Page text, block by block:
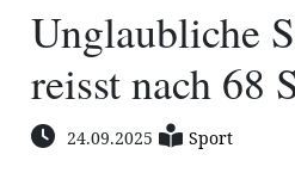
Veranstaltungen
Stellen
Unglaubliche
reisst nach 68
24.09.2025 Sport